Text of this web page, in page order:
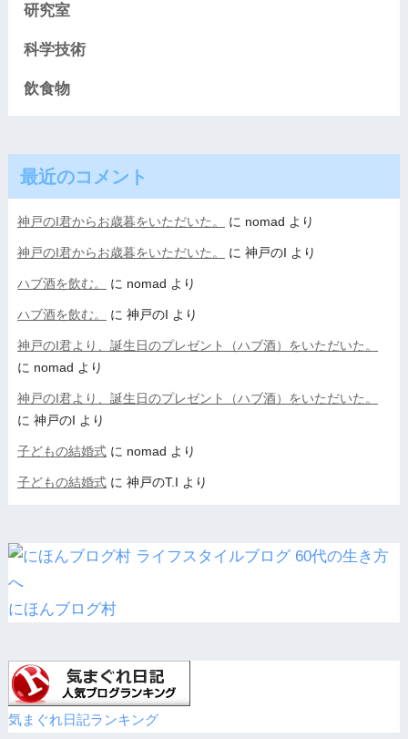
研究室
科学技術
飲食物
最近のコメント
神戸のI君からお歳暮をいただいた。 に nomad より
神戸のI君からお歳暮をいただいた。 に 神戸のI より
ハブ酒を飲む。 に nomad より
ハブ酒を飲む。 に 神戸のI より
神戸のI君より、誕生日のプレゼント（ハブ酒）をいただいた。
に nomad より
神戸のI君より、誕生日のプレゼント（ハブ酒）をいただいた。
に 神戸のI より
子どもの結婚式に nomad より
子どもの結婚式に 神戸のT.I より
にほんブログ村
気まぐれ日記ランキング